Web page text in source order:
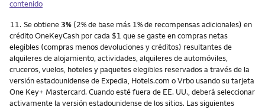
contenido
Nota
11. Se obtiene 3% (2% de base más 1% de recompensas adicionales) en
crédito OneKeyCash por cada $1 que se gaste en compras netas
elegibles (compras menos devoluciones y créditos) resultantes de
alquileres de alojamiento, actividades, alquileres de automóviles,
cruceros, vuelos, hoteles y paquetes elegibles reservados a través de la
versión estadounidense de Expedia, Hotels.com o Vrbo usando su tarjeta
One Key+ Mastercard. Cuando esté fuera de EE. UU., deberá seleccionar
activamente la versión estadounidense de los sitios. Las siguientes